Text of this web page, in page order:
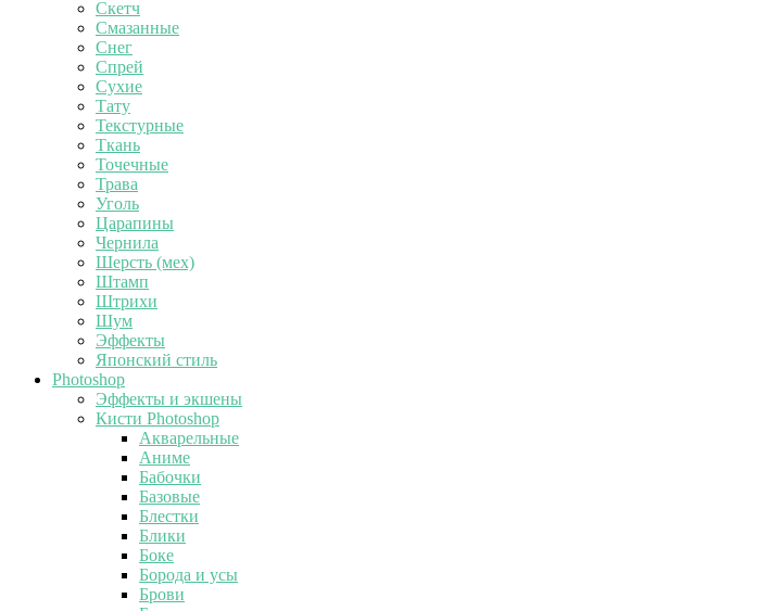
Скетч
Смазанные
Снег
Спрей
Сухие
Тату
Текстурные
Ткань
Точечные
Трава
Уголь
Царапины
Чернила
Шерсть (мех)
Штамп
Штрихи
Шум
Эффекты
Японский стиль
Photoshop
Эффекты и экшены
Кисти Photoshop
Акварельные
Аниме
Бабочки
Базовые
Блестки
Блики
Боке
Борода и усы
Брови